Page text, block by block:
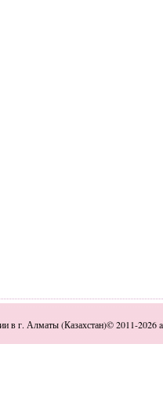
в г. Алматы (Казахстан)© 2011-2026